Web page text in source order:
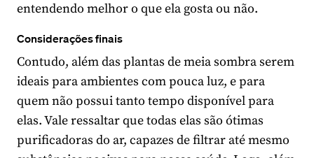
entendendo melhor o que ela gosta ou não.
Considerações finais
Contudo, além das plantas de meia sombra serem
ideais para ambientes com pouca luz, e para
quem não possui tanto tempo disponível para
elas. Vale ressaltar que todas elas são ótimas
purificadoras do ar, capazes de filtrar até mesmo